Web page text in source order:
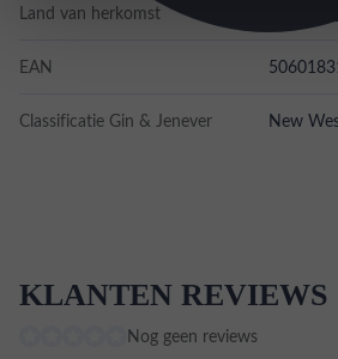
Land van herkomst Groot-
EAN
Classificatie Gin & Jenever New
KLANTEN REVIEWS
Nog geen reviews